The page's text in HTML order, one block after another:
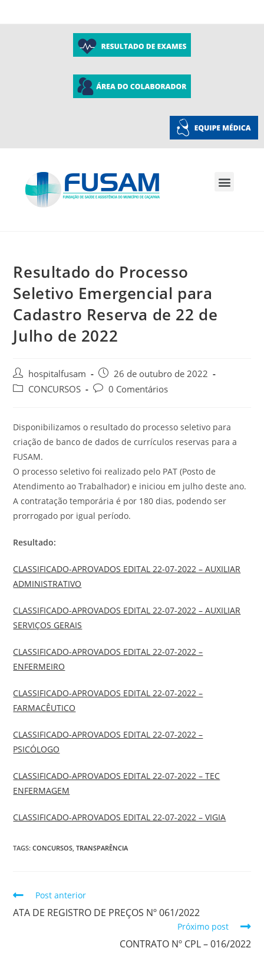
Resultado do Processo
Seletivo Emergencial para
Cadastro Reserva de 22 de
Julho de 2022
hospitalfusam
26 de outubro de 2022
CONCURSOS
0 Comentários
Disponibilizamos o resultado do processo seletivo para
criação de banco de dados de currículos reservas para a
FUSAM.
O processo seletivo foi realizado pelo PAT (Posto de
Atendimento ao Trabalhador) e iniciou em julho deste ano.
A contratação temporária é por 180 dias, podendo ser
prorrogado por igual período.
Resultado:
CLASSIFICADO-APROVADOS EDITAL 22-07-2022 – AUXILIAR
ADMINISTRATIVO
CLASSIFICADO-APROVADOS EDITAL 22-07-2022 – AUXILIAR
SERVIÇOS GERAIS
CLASSIFICADO-APROVADOS EDITAL 22-07-2022 –
ENFERMEIRO
CLASSIFICADO-APROVADOS EDITAL 22-07-2022 –
FARMACÊUTICO
CLASSIFICADO-APROVADOS EDITAL 22-07-2022 –
PSICÓLOGO
CLASSIFICADO-APROVADOS EDITAL 22-07-2022 – TEC
ENFERMAGEM
CLASSIFICADO-APROVADOS EDITAL 22-07-2022 – VIGIA
TAGS:CONCURSOS, TRANSPARÊNCIA
Post anterior
ATA DE REGISTRO DE PREÇOS Nº 061/2022
Próximo post
CONTRATO Nº CPL – 016/2022